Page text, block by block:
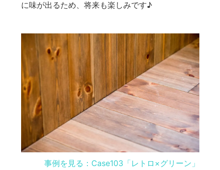
に味が出るため、将来も楽しみです♪
事例を見る：Case103「レトロ×グリーン」